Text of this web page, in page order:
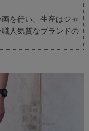
を行い、生産はジャ
人気質なブランドの